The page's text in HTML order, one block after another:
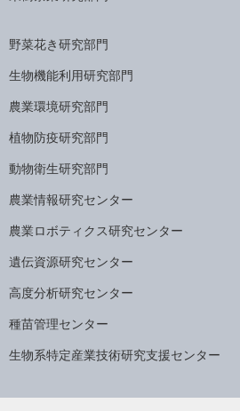
野菜花き研究部門
生物機能利用研究部門
農業環境研究部門
植物防疫研究部門
動物衛生研究部門
農業情報研究センター
農業ロボティクス研究センター
遺伝資源研究センター
高度分析研究センター
種苗管理センター
生物系特定産業技術研究支援センター